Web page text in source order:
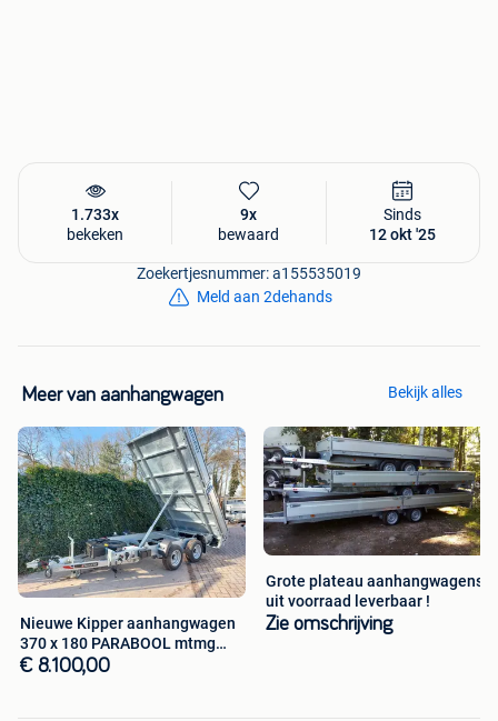
1.733x
bekeken
9x
bewaard
Sinds
12 okt '25
Zoekertjesnummer: a155535019
Meld aan 2dehands
Meer van aanhangwagen Bekijk alles
Nieuwe Kipper aanhangwagen
370 x 180 PARABOOL mtmg
3500 kg !
€ 8.100,00
Grote plateau aanhangwagens
uit voorraad leverbaar !
Zie omschrijving